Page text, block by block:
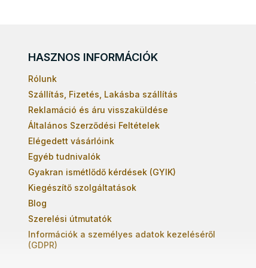
HASZNOS INFORMÁCIÓK
Rólunk
Szállítás, Fizetés, Lakásba szállítás
Reklamáció és áru visszaküldése
Általános Szerződési Feltételek
Elégedett vásárlóink
Egyéb tudnivalók
Gyakran ismétlődő kérdések (GYIK)
Kiegészítő szolgáltatások
Blog
Szerelési útmutatók
Információk a személyes adatok kezeléséről
(GDPR)